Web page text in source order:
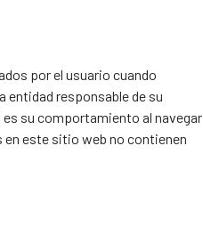
por el usuario cuando
entidad responsable de su
su comportamiento al navegar
este sitio web no contienen